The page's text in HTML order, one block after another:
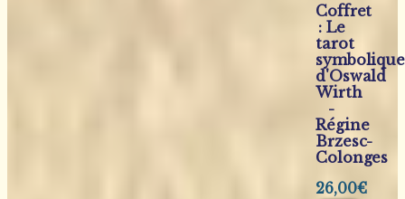
Coffret
: Le
tarot
symbolique
d'Oswald
Wirth
-
Régine
Brzesc-
Colonges
26,00€